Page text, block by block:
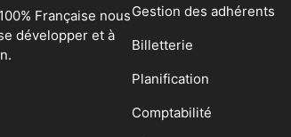
Française nous
développer et à
Gestion des adhérents
Billetterie
Planification
Comptabilité